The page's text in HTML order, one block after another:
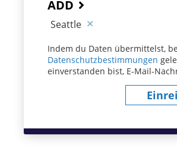
ADD
Seattle
Indem du Daten übermittelst,
Datenschutzbestimmungen
einverstanden bist, E-Mail-